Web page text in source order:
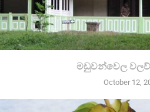
මඩුවන්වෙල
October 12,